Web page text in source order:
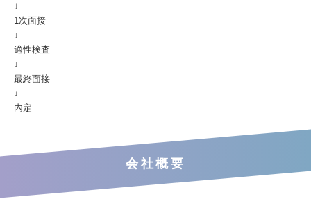
↓
1次面接
↓
適性検査
↓
最終面接
↓
内定
会社概要